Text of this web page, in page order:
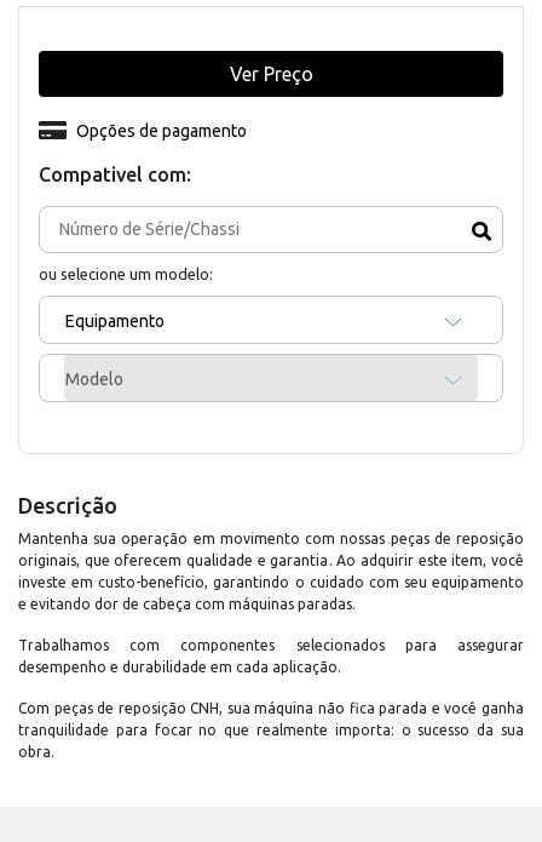
Compativel com:
ou selecione um modelo:
Equipamento
Modelo
Opções de pagamento
Ver Preço
Descrição
Mantenha sua operação em movimento com nossas peças de reposição
originais, que oferecem qualidade e garantia. Ao adquirir este item, você
investe em custo-benefício, garantindo o cuidado com seu equipamento
e evitando dor de cabeça com máquinas paradas.
Trabalhamos com componentes selecionados para assegurar
desempenho e durabilidade em cada aplicação.
Com peças de reposição CNH, sua máquina não fica parada e você ganha
tranquilidade para focar no que realmente importa: o sucesso da sua
obra.